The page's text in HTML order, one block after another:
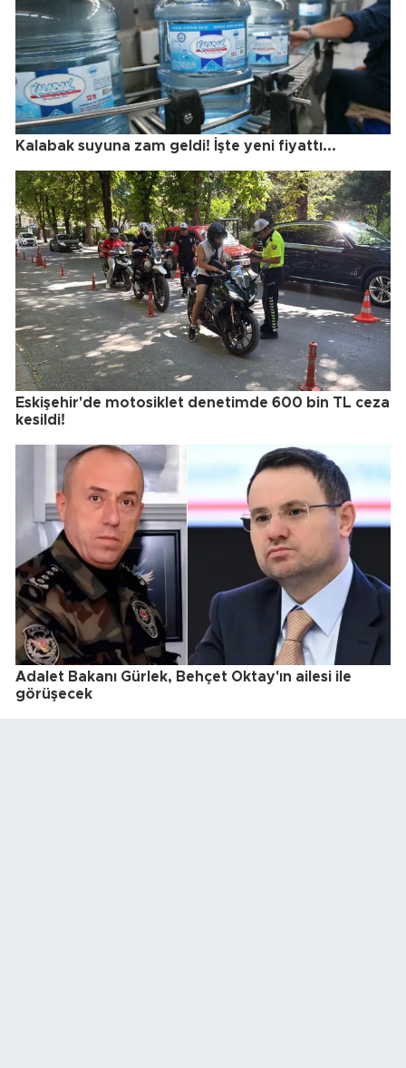
Kalabak suyuna zam geldi! İşte yeni fiyattı...
Eskişehir'de motosiklet denetimde 600 bin TL ceza
kesildi!
Adalet Bakanı Gürlek, Behçet Oktay'ın ailesi ile
görüşecek